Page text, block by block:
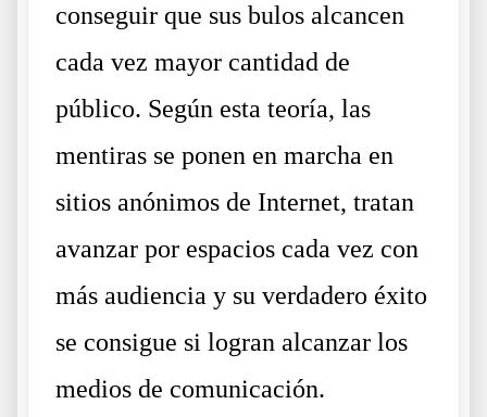
conseguir que sus bulos alcancen
cada vez mayor cantidad de
público. Según esta teoría, las
mentiras se ponen en marcha en
sitios anónimos de Internet, tratan
avanzar por espacios cada vez con
más audiencia y su verdadero éxito
se consigue si logran alcanzar los
medios de comunicación.